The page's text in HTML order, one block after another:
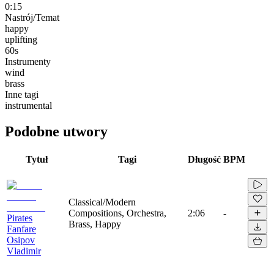
0:15
Nastrój/Temat
happy
uplifting
60s
Instrumenty
wind
brass
Inne tagi
instrumental
Podobne utwory
Tytuł Tagi Długość BPM
Pirates
Fanfare
Osipov
Vladimir
Classical/Modern
Compositions, Orchestra,
Brass, Happy
2:06 -